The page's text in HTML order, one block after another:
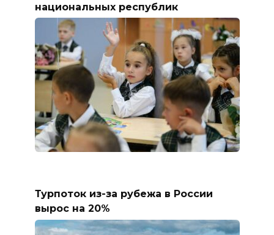
национальных республик
Турпоток из-за рубежа в России
вырос на 20%